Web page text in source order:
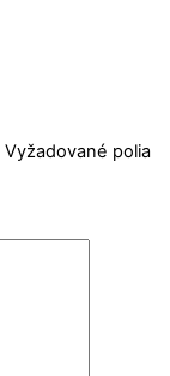
Vyžadované polia